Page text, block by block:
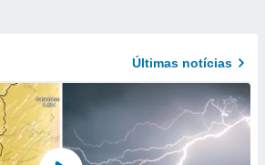
Últimas notícias